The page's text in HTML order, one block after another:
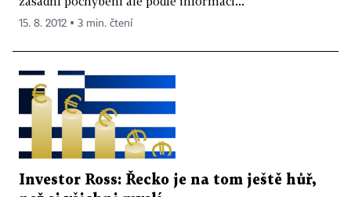
15. 8. 2012 ▪ 3 min. čtení
Investor Ross: Řecko je na tom ještě hůř,